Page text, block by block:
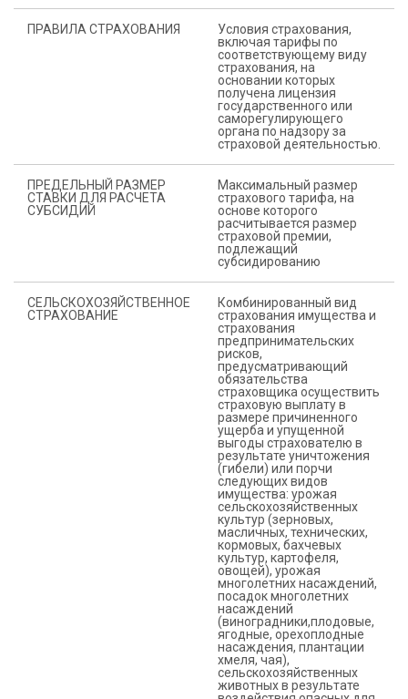
ПРАВИЛА СТРАХОВАНИЯ
Условия страхования,
включая тарифы по
соответствующему виду
страхования, на
основании которых
получена лицензия
государственного или
саморегулирующего
органа по надзору за
страховой деятельностью.
ПРЕДЕЛЬНЫЙ РАЗМЕР
СТАВКИ ДЛЯ РАСЧЕТА
СУБСИДИЙ
Максимальный размер
страхового тарифа, на
основе которого
расчитывается размер
страховой премии,
подлежащий
субсидированию
СЕЛЬСКОХОЗЯЙСТВЕННОЕ
СТРАХОВАНИЕ
Комбинированный вид
страхования имущества и
страхования
предпринимательских
рисков,
предусматривающий
обязательства
страховщика осуществить
страховую выплату в
размере причиненного
ущерба и упущенной
выгоды страхователю в
результате уничтожения
(гибели) или порчи
следующих видов
имущества: урожая
сельскохозяйственных
культур (зерновых,
масличных, технических,
кормовых, бахчевых
культур, картофеля,
овощей), урожая
многолетних насаждений,
посадок многолетних
насаждений
(виноградники,плодовые,
ягодные, орехоплодные
насаждения, плантации
хмеля, чая),
сельскохозяйственных
животных в результате